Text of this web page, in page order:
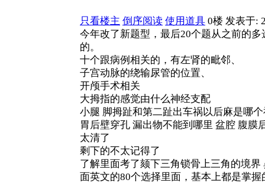
只看楼主 倒序阅读 使用道具 0楼 发表于:
今年改了新题型，最后20个题从之前的
的。
十个跟病例相关的，有左肾的毗邻、
子宫动脉的绕输尿管的位置、
开颅手术相关
大拇指的感觉由什么神经支配
小腿 脚拇趾和第二趾出车祸以后麻是哪
胃后壁穿孔 漏出物不能到哪里 盆腔 腹膜
太清了
剩下的不太记得了
了解里面考了颏下三角锁骨上三角的境
面英文的80个选择里面，基本上都是掌